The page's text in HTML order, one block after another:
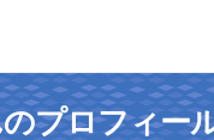
プロフィー